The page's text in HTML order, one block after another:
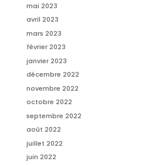
mai 2023
avril 2023
mars 2023
février 2023
janvier 2023
décembre 2022
novembre 2022
octobre 2022
septembre 2022
août 2022
juillet 2022
juin 2022